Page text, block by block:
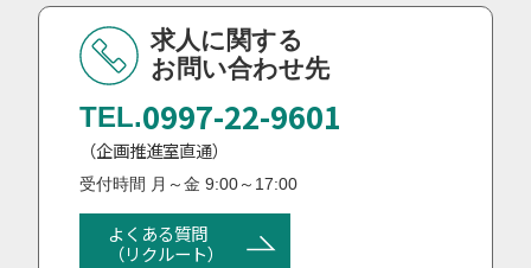
求人に関する
お問い合わせ先
TEL.0997-22-9601
（企画推進室直通）
受付時間 月～金 9:00～17:00
よくある質問
（リクルート）